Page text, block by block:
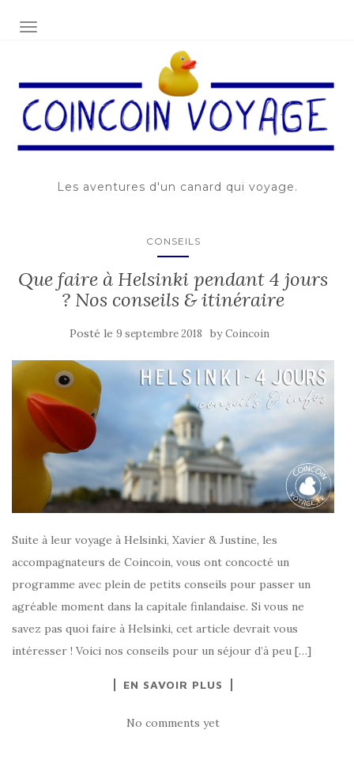
AFFICHER/MASQUER LA NAVIGATION
Les aventures d'un canard qui voyage.
CONSEILS
Que faire à Helsinki pendant 4 jours
? Nos conseils & itinéraire
Posté le 9 septembre 2018 byCoincoin
Suite à leur voyage à Helsinki, Xavier & Justine, les
accompagnateurs de Coincoin, vous ont concocté un
programme avec plein de petits conseils pour passer un
agréable moment dans la capitale finlandaise. Si vous ne
savez pas quoi faire à Helsinki, cet article devrait vous
intéresser ! Voici nos conseils pour un séjour d’à peu […]
EN SAVOIR PLUS
No comments yet